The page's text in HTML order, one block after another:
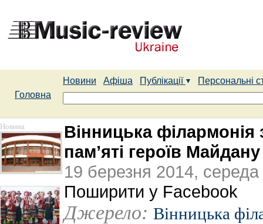
Новини Афіша Публікації
Персональні
Головна
Новина
Вінницька
пам’яті героїв Майдану
19 березня 2014, середа
Поширити у Facebook
Джерело: Вінницька